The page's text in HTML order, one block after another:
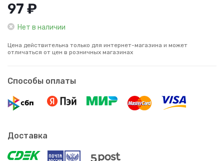
97 ₽
Нет в наличии
Цена действительна только для интернет-магазина и может
отличаться от цен в розничных магазинах
Способы оплаты
Доставка